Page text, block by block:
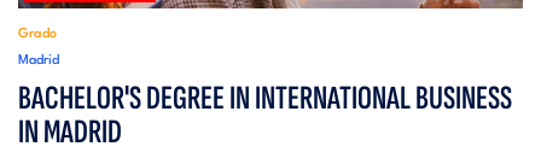
Grado
Madrid
BACHELOR'S DEGREE IN INTERNATIONAL BUSINESS
IN MADRID